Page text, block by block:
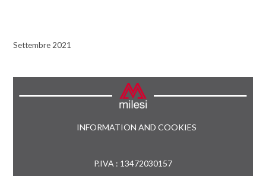
Settembre 2021
INFORMATION AND COOKIES
P.IVA : 13472030157